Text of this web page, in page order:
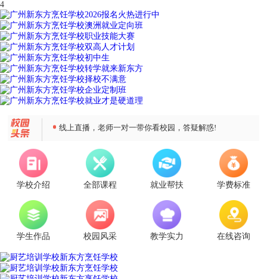
4
线上直播，老师一对一带你看校园，答疑解惑!
2026年报名火热进行中！
学校介绍 全部课程 就业帮扶 学费标准
学生作品 校园风采 教学实力 在线咨询